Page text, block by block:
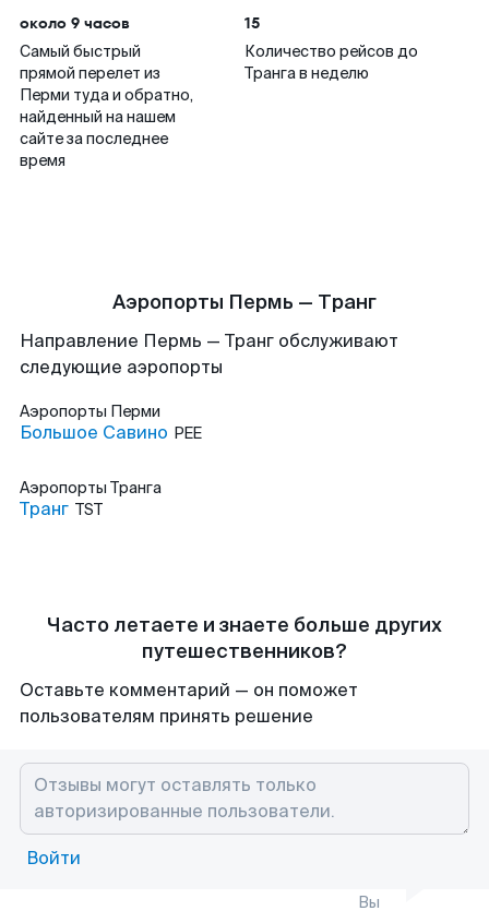
около 9 часов
Самый быстрый
прямой перелет из
Перми туда и обратно,
найденный на нашем
сайте за последнее
время
15
Количество рейсов до
Транга в неделю
Аэропорты Пермь — Транг
Направление Пермь — Транг обслуживают
следующие аэропорты
Аэропорты Перми
Большое Савино PEE
Аэропорты Транга
Транг TST
Часто летаете и знаете больше других
путешественников?
Оставьте комментарий — он поможет
пользователям принять решение
Войти
Вы